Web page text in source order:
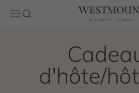
Ouvrir la navigation
Ouvrir la rechercheWestmount Florist